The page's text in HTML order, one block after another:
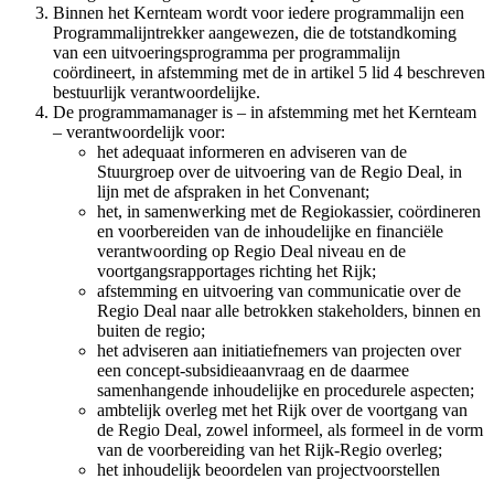
Binnen het Kernteam wordt voor iedere programmalijn een
Programmalijntrekker aangewezen, die de totstandkoming
van een uitvoeringsprogramma per programmalijn
coördineert, in afstemming met de in artikel 5 lid 4 beschreven
bestuurlijk verantwoordelijke.
De programmamanager is – in afstemming met het Kernteam
– verantwoordelijk voor:
het adequaat informeren en adviseren van de
Stuurgroep over de uitvoering van de Regio Deal, in
lijn met de afspraken in het Convenant;
het, in samenwerking met de Regiokassier, coördineren
en voorbereiden van de inhoudelijke en financiële
verantwoording op Regio Deal niveau en de
voortgangsrapportages richting het Rijk;
afstemming en uitvoering van communicatie over de
Regio Deal naar alle betrokken stakeholders, binnen en
buiten de regio;
het adviseren aan initiatiefnemers van projecten over
een concept-subsidieaanvraag en de daarmee
samenhangende inhoudelijke en procedurele aspecten;
ambtelijk overleg met het Rijk over de voortgang van
de Regio Deal, zowel informeel, als formeel in de vorm
van de voorbereiding van het Rijk-Regio overleg;
het inhoudelijk beoordelen van projectvoorstellen